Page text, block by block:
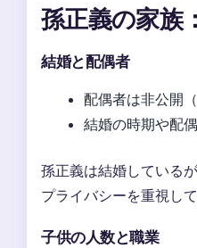
孫正義の家族
結婚と配偶者
配偶者は非公開
結婚の時期や配
孫正義は結婚している
プライバシーを重視し
子供の人数と職業